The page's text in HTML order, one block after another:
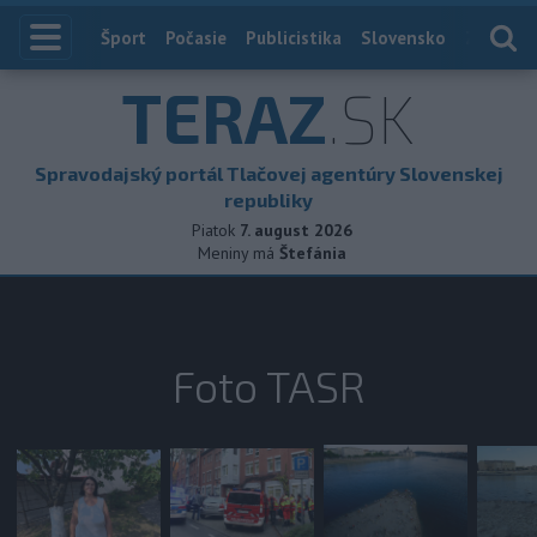
Index
Šport Počasie Publicistika Slovensko
TERAZ.SK
Spravodajský portál Tlačovej agentúry Slovenskej
republiky
Piatok 7. august 2026
Meniny má Štefánia
Foto TASR